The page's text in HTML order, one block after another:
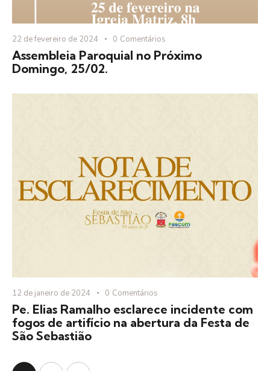
22 de fevereiro de 2024 0 Comentários
Assembleia Paroquial no Próximo
Domingo, 25/02.
12 de janeiro de 2024 0 Comentários
Pe. Elias Ramalho esclarece incidente com
fogos de artifício na abertura da Festa de
São Sebastião